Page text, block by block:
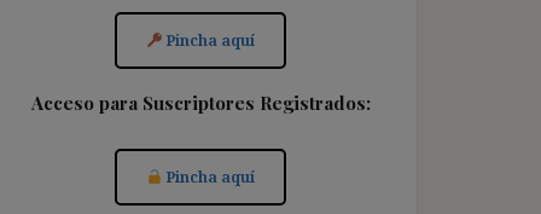
Pincha aquí
Acceso para Suscriptores Registrados:
Pincha aquí